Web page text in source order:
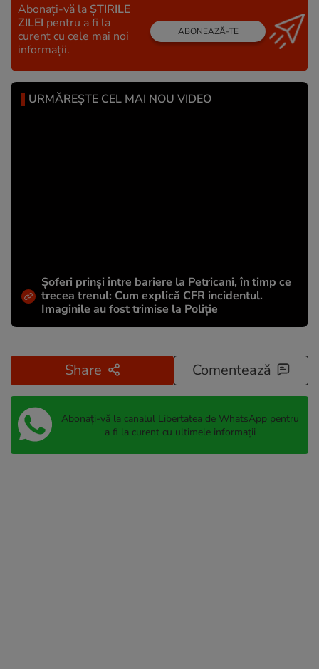
Abonați-vă la ȘTIRILE
ZILEI pentru a fi la
curent cu cele mai noi
informații.
ABONEAZĂ-TE
URMĂREȘTE CEL MAI NOU VIDEO
Șoferi prinși între bariere la Petricani, în timp ce
trecea trenul: Cum explică CFR incidentul.
Imaginile au fost trimise la Poliție
Share Comentează
Abonați-vă la canalul Libertatea de WhatsApp pentru
a fi la curent cu ultimele informații